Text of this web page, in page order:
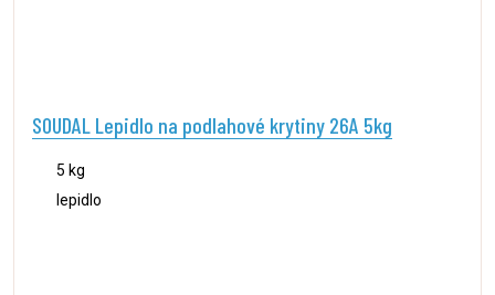
SOUDAL Lepidlo na podlahové krytiny 26A 5kg
5 kg
lepidlo